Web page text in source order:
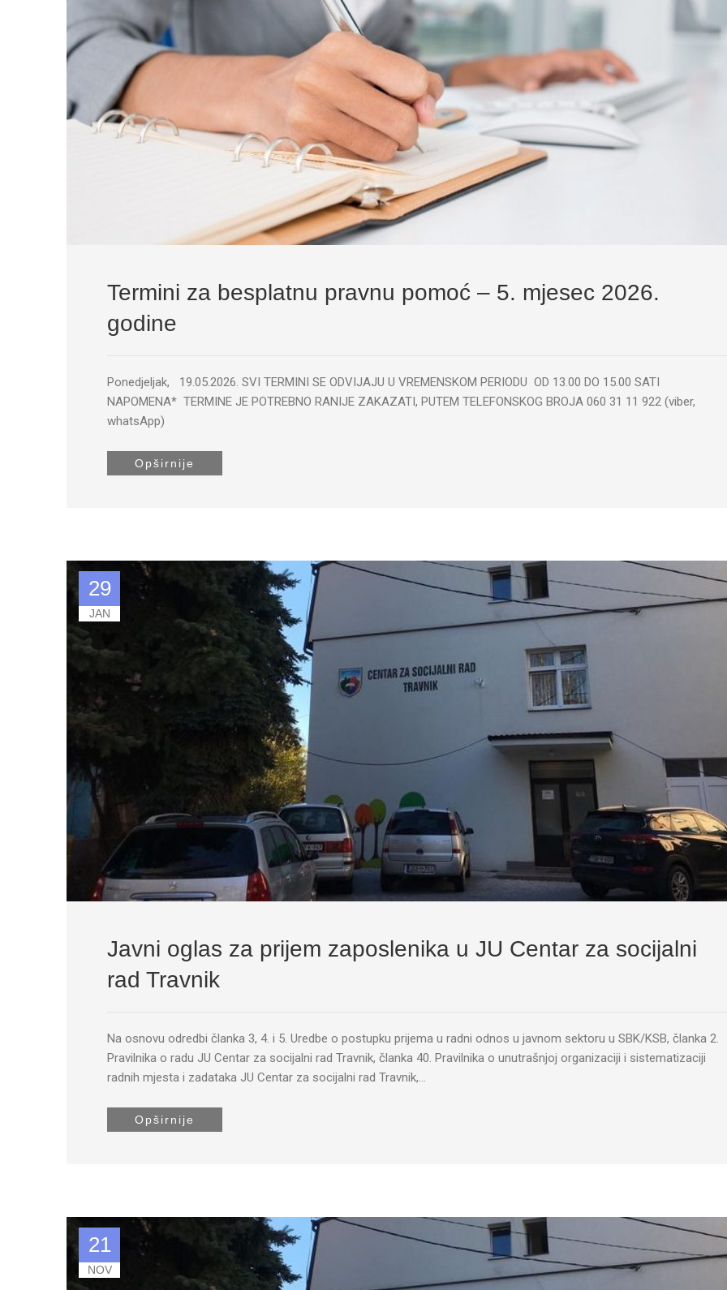
Termini za besplatnu pravnu pomoć – 5. mjesec 2026.
godine
Ponedjeljak, 19.05.2026. SVI TERMINI SE ODVIJAJU U VREMENSKOM PERIODU OD 13.00 DO 15.00 SATI
NAPOMENA* TERMINE JE POTREBNO RANIJE ZAKAZATI, PUTEM TELEFONSKOG BROJA 060 31 11 922 (viber,
whatsApp)
Opširnije
29
JAN
Javni oglas za prijem zaposlenika u JU Centar za socijalni
rad Travnik
Na osnovu odredbi članka 3, 4. i 5. Uredbe o postupku prijema u radni odnos u javnom sektoru u SBK/KSB, članka 2.
Pravilnika o radu JU Centar za socijalni rad Travnik, članka 40. Pravilnika o unutrašnjoj organizaciji i sistematizaciji
radnih mjesta i zadataka JU Centar za socijalni rad Travnik,…
Opširnije
21
NOV